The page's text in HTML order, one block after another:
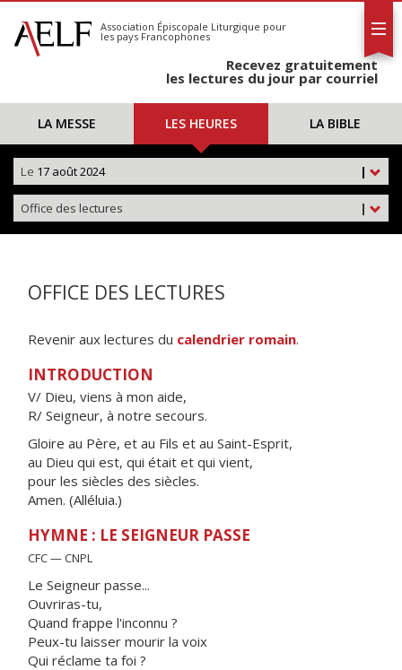
S'abonner
Calendrier
Association Épiscopale Liturgique pour
les pays Francophones
Recevez gratuitement
les lectures du jour par courriel
LA MESSE LES HEURES LA BIBLE
|
Le 17 août 2024
|
Office des lectures
OFFICE DES LECTURES
Revenir aux lectures du calendrier romain.
INTRODUCTION
V/ Dieu, viens à mon aide,
R/ Seigneur, à notre secours.
Gloire au Père, et au Fils et au Saint-Esprit,
au Dieu qui est, qui était et qui vient,
pour les siècles des siècles.
Amen. (Alléluia.)
HYMNE : LE SEIGNEUR PASSE
CFC — CNPL
Le Seigneur passe...
Ouvriras-tu,
Quand frappe l'inconnu ?
Peux-tu laisser mourir la voix
Qui réclame ta foi ?